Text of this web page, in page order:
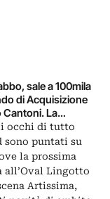
sale a 100mila
di Acquisizione
Cantoni. La
2016, al via ad
occhi di tutto
sono puntati su
la prossima
all’Oval Lingotto
Artissima,